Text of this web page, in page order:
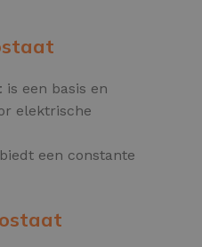
is een basis en
elektrische
een constante